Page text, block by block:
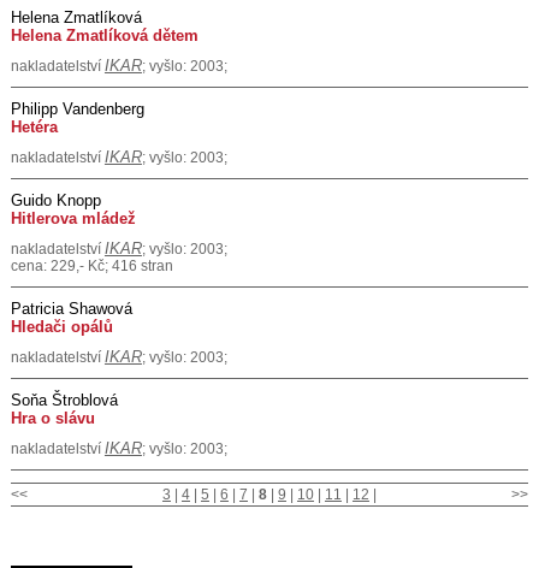
Helena Zmatlíková
Helena Zmatlíková dětem
nakladatelství IKAR; vyšlo: 2003;
Philipp Vandenberg
Hetéra
nakladatelství IKAR; vyšlo: 2003;
Guido Knopp
Hitlerova mládež
nakladatelství IKAR; vyšlo: 2003;
cena: 229,- Kč; 416 stran
Patricia Shawová
Hledači opálů
nakladatelství IKAR; vyšlo: 2003;
Soňa Štroblová
Hra o slávu
nakladatelství IKAR; vyšlo: 2003;
<< >>
3 4| 5 6 7 8| 9 10| 11 12